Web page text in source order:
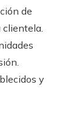
de
clientela.
y